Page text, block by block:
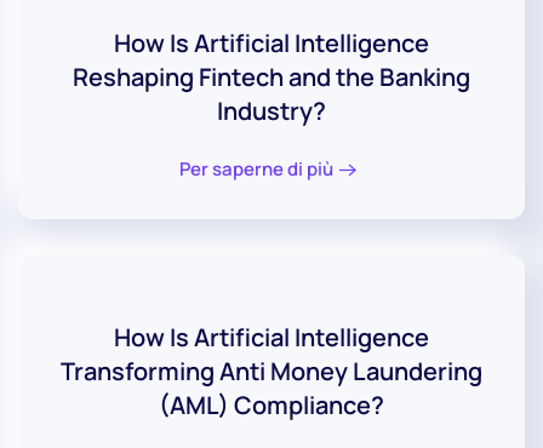
How Is Artificial Intelligence
Reshaping Fintech and the Banking
Industry?
Per saperne di più
How Is Artificial Intelligence
Transforming Anti Money Laundering
(AML) Compliance?